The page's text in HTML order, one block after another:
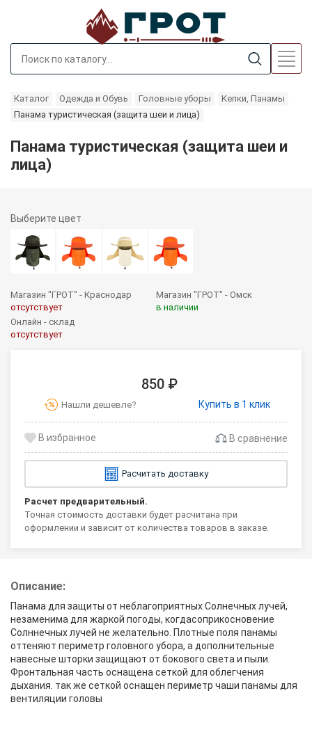
Каталог Одежда и Обувь Головные уборы
Кепки, Панамы
Панама туристическая (защита шеи и лица)
Панама туристическая (защита шеи и
лица)
Выберите цвет
Магазин "ГРОТ" - Краснодар
отсутствует
Магазин "ГРОТ" - Омск
в наличии
Онлайн - склад
отсутствует
850 ₽
Нашли дешевле? Купить в 1 клик
В сравнение
Расчитать доставку
Расчет предварительный.
Точная стоимость доставки будет расчитана при
оформлении и зависит от количества товаров в заказе.
Описание:
Панама для защиты от неблагоприятных Солнечных лучей,
незаменима для жаркой погоды, когдасоприкосновение
Солннечных лучей не желательно. Плотные поля панамы
оттеняют периметр головного убора, а дополнительные
навесные шторки защищают от бокового света и пыли.
Фронтальная часть оснащена сеткой для облегчения
дыхания. так же сеткой оснащен периметр чаши панамы для
вентиляции головы